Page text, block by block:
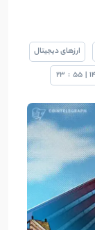
ارزهای دیجیتال
|
55
:
23